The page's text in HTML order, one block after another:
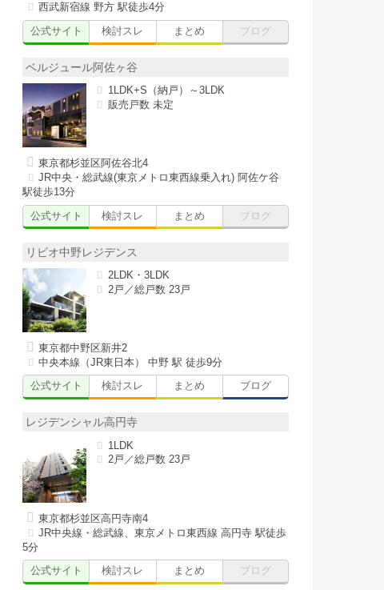
西武新宿線 野方 駅徒歩4分
公式サイト
検討スレ まとめ ブログ
ベルジュール阿佐ヶ谷
1LDK+S（納戸）～3LDK
販売戸数 未定
東京都杉並区阿佐谷北4
JR中央・総武線(東京メトロ東西線乗入れ) 阿佐ケ谷
駅徒歩13分
公式サイト
検討スレ まとめ ブログ
リビオ中野レジデンス
2LDK・3LDK
2戸／総戸数 23戸
東京都中野区新井2
中央本線（JR東日本） 中野 駅 徒歩9分
公式サイト
検討スレ まとめ ブログ
レジデンシャル高円寺
1LDK
2戸／総戸数 23戸
東京都杉並区高円寺南4
JR中央線・総武線、東京メトロ東西線 高円寺 駅徒歩
5分
公式サイト
検討スレ まとめ ブログ